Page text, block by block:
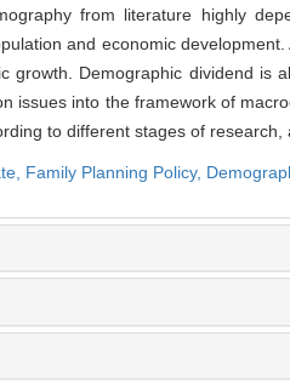
from literature highly
and economic
growth. Demographic dividend is
issues into the framework of
to different stages of
Family Planning Policy,